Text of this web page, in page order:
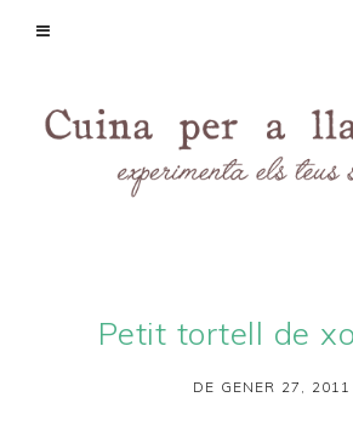
Petit tortell de
DE GENER 27, 2011